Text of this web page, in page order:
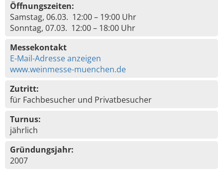
Öffnungszeiten:
Samstag, 06.03. 12:00 – 19:00 Uhr
Sonntag, 07.03. 12:00 – 18:00 Uhr
Messekontakt
E-Mail-Adresse anzeigen
www.weinmesse-muenchen.de
Zutritt:
für Fachbesucher und Privatbesucher
Turnus:
jährlich
Gründungsjahr:
2007